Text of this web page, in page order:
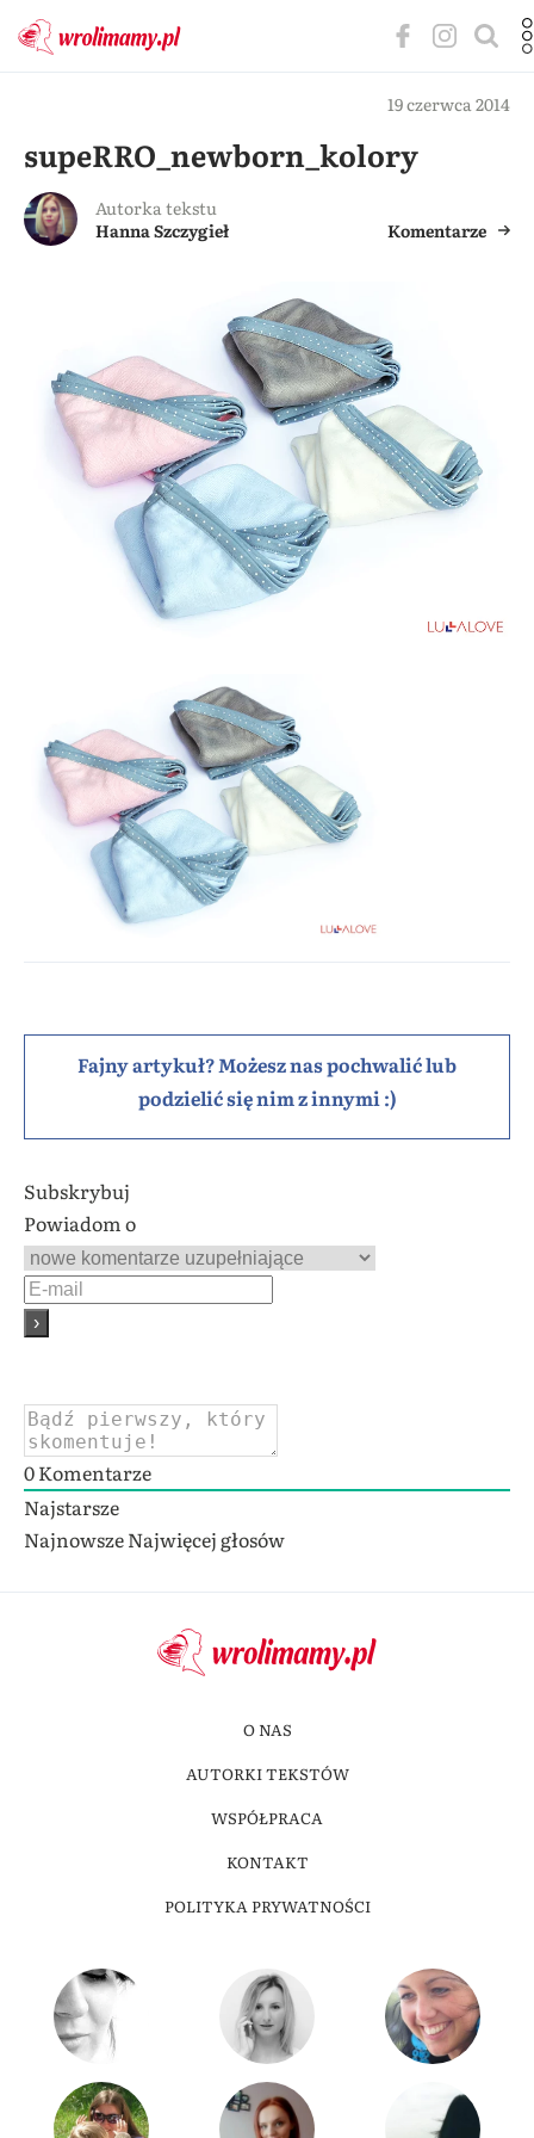
19 czerwca 2014
supeRRO_newborn_kolory
Autorka tekstu
Hanna Szczygieł
Komentarze
Fajny artykuł? Możesz nas pochwalić lub
podzielić się nim z innymi :)
Subskrybuj
Powiadom o
0Komentarze
Najstarsze
NajnowszeNajwięcej głosów
O NAS
AUTORKI TEKSTÓW
WSPÓŁPRACA
KONTAKT
POLITYKA PRYWATNOŚCI